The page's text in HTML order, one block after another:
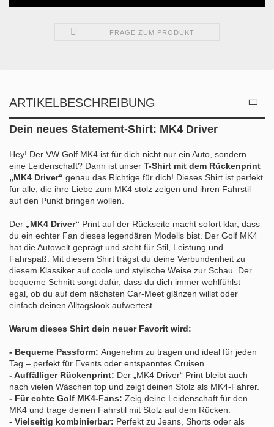
FRAGE ZUM PRODUKT
ARTIKELBESCHREIBUNG
Dein neues Statement-Shirt: MK4 Driver
Hey! Der VW Golf MK4 ist für dich nicht nur ein Auto, sondern
eine Leidenschaft? Dann ist unser T-Shirt mit dem Rückenprint
„MK4 Driver“ genau das Richtige für dich! Dieses Shirt ist perfekt
für alle, die ihre Liebe zum MK4 stolz zeigen und ihren Fahrstil
auf den Punkt bringen wollen.
Der „MK4 Driver“ Print auf der Rückseite macht sofort klar, dass
du ein echter Fan dieses legendären Modells bist. Der Golf MK4
hat die Autowelt geprägt und steht für Stil, Leistung und
Fahrspaß. Mit diesem Shirt trägst du deine Verbundenheit zu
diesem Klassiker auf coole und stylische Weise zur Schau. Der
bequeme Schnitt sorgt dafür, dass du dich immer wohlfühlst –
egal, ob du auf dem nächsten Car-Meet glänzen willst oder
einfach deinen Alltagslook aufwertest.
Warum dieses Shirt dein neuer Favorit wird:
- Bequeme Passform: Angenehm zu tragen und ideal für jeden
Tag – perfekt für Events oder entspanntes Cruisen.
- Auffälliger Rückenprint: Der „MK4 Driver“ Print bleibt auch
nach vielen Wäschen top und zeigt deinen Stolz als MK4-Fahrer.
- Für echte Golf MK4-Fans: Zeig deine Leidenschaft für den
MK4 und trage deinen Fahrstil mit Stolz auf dem Rücken.
- Vielseitig kombinierbar: Perfekt zu Jeans, Shorts oder als